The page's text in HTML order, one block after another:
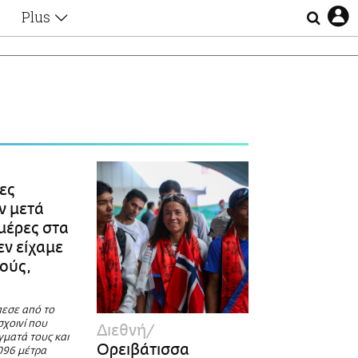
Plus
Lgbtqi+
Επιλογές
μετά
στα
είχαμε
από το
που
τους και
μέτρα
Διεθνή
Oρειβάτισσα